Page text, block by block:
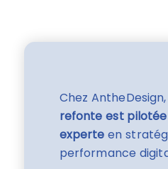
Chez
refonte est
experte en
performance